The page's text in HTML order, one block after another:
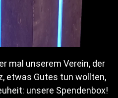
in Planung.
mal unserem Verein, der
etwas Gutes tun wollten,
unsere Spendenbox!